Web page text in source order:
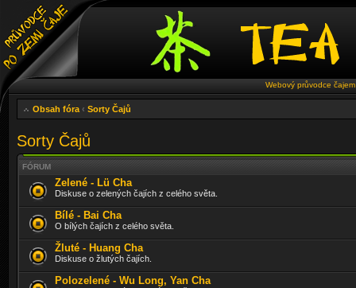
Webový průvodce
Obsah fóra ‹ Sorty Čajů
Sorty Čajů
FÓRUM
Zelené - Lü Cha
Diskuse o zelených čajích z celého světa.
Bílé - Bai Cha
O bílých čajích z celého světa.
Žluté - Huang Cha
Diskuse o žlutých čajích.
Polozelené - Wu Long, Yan Cha